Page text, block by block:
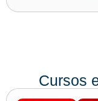
Cursos